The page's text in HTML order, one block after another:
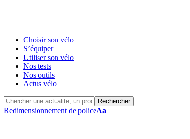
Choisir son vélo
S’équiper
Utiliser son vélo
Nos tests
Nos outils
Actus vélo
Redimensionnement de policeAa